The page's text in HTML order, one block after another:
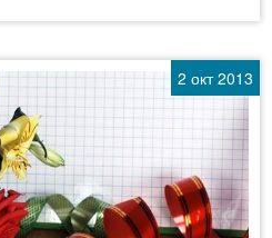
2 окт 2013